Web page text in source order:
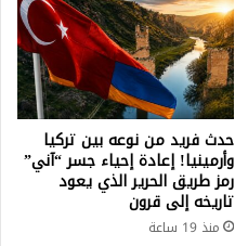
حدث فريد من نوعه بين تركيا
وأرمينيا! إعادة إحياء جسر “آني”
رمز طريق الحرير الذي يعود
تاريخه إلى قرون
منذ 19 ساعة